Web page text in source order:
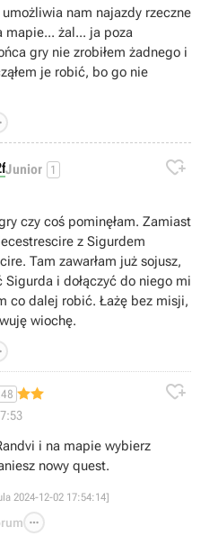
nam najazdy rzeczne
mapie... żal... ja poza
gry nie zrobiłem żadnego i
je robić, bo go nie
Junior 1 
czy coś pominęłam. Zamiast
Tam zawarłam już sojusz,
i dołączyć do niego mi
co dalej robić. Łażę bez misji,
wiochę.

i na mapie wybierz
nowy quest.
2024-12-02 17:54:14]
